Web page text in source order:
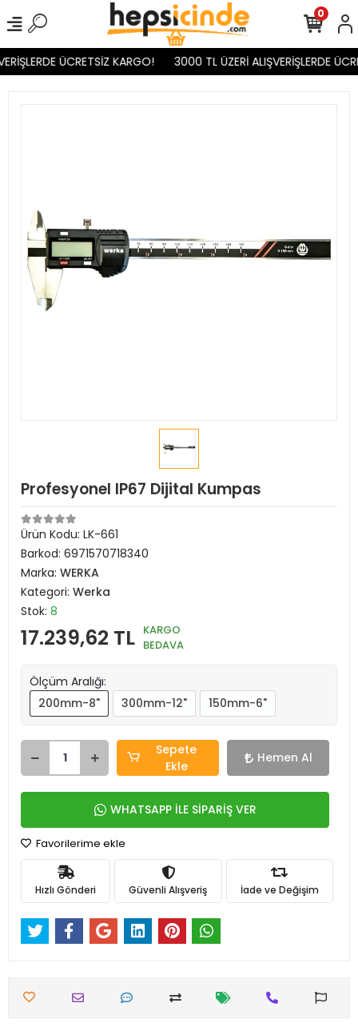
ÜCRETSİZ KARGO! 3000 TL ÜZERİ ALIŞVERİŞLERDE
0
Profesyonel IP67 Dijital Kumpas
Ürün Kodu: LK-661
Barkod: 6971570718340
Marka: WERKA
Kategori: Werka
Stok: 8
17.239,62 TL KARGO
BEDAVA
Ölçüm Aralığı:
200mm-8"
300mm-12" 150mm-6"
Sepete
Ekle
Hemen Al
WHATSAPP İLE SİPARİŞ VER
Favorilerime ekle
Hızlı Gönderi Güvenli Alışveriş İade ve Değişim